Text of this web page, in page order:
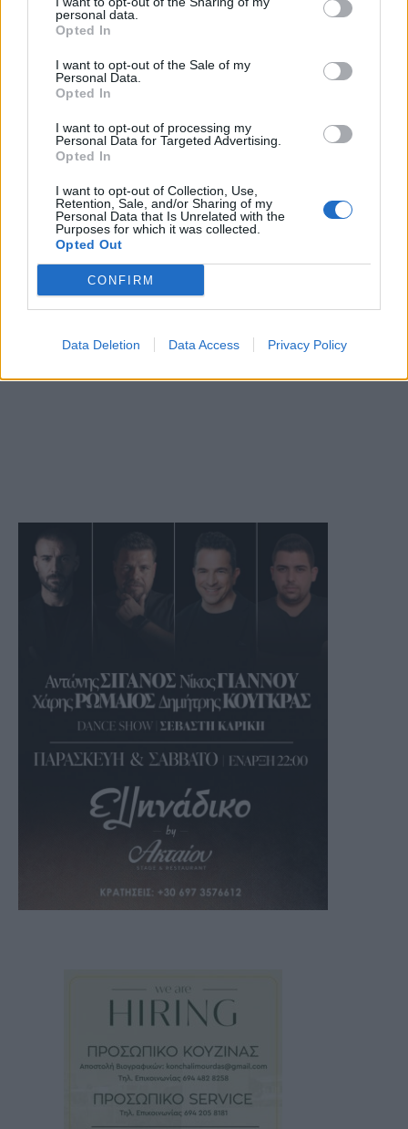
personal data.
Opted In
I want to opt-out of the Sale of my
Personal Data.
Opted In
I want to opt-out of processing my
Personal Data for Targeted Advertising.
Opted In
I want to opt-out of Collection, Use,
Retention, Sale, and/or Sharing of my
Personal Data that Is Unrelated with the
Purposes for which it was collected.
Opted Out
CONFIRM
Data Deletion Data Access Privacy Policy